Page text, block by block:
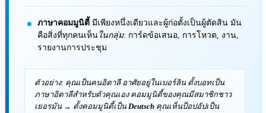
ภาษาคอมมูนิตี้ มีเพียงหนึ่งเดียวและผู้ก่อตั้งเป็นผู้ตัดสิน มัน
คือสิ่งที่ทุกคนเห็น ในกลุ่ม: การ์ดข้อเสนอ, การโหวต, งาน,
รายงานการประชุม
ตัวอย่าง: คุณเป็นคนอิตาลี อาศัยอยู่ในเบอร์ลิน ตั้งบอทเป็น
ภาษาอิตาลีสำหรับตัวคุณเอง คอมมูนิตี้ของคุณมีสมาชิกชาว
เยอรมัน → ตั้งคอมมูนิตี้เป็น Deutschคุณเห็นป็อปอัปเป็น